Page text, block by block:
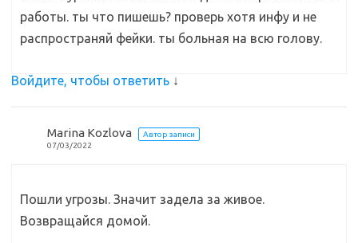
работы. ты что пишешь? проверь хотя инфу и не
распространяй фейки. ты больная на всю голову.
Войдите, чтобы ответить ↓
Marina Kozlova
Автор записи
07/03/2022
Пошли угрозы. Значит задела за живое.
Возвращайся домой.